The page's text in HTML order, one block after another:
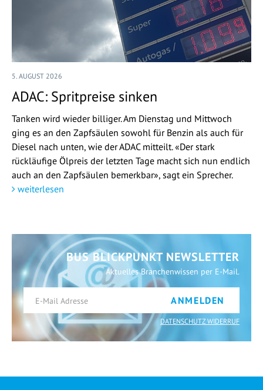
5. AUGUST 2026
ADAC: Spritpreise sinken
Tanken wird wieder billiger. Am Dienstag und Mittwoch
ging es an den Zapfsäulen sowohl für Benzin als auch für
Diesel nach unten, wie der ADAC mitteilt. «Der stark
rückläufige Ölpreis der letzten Tage macht sich nun endlich
auch an den Zapfsäulen bemerkbar», sagt ein Sprecher.
weiterlesen
BUS BLICKPUNKT NEWSLETTER
Aktuelles Branchenwissen per E-Mail.
ANMELDEN
DATENSCHUTZ WIDERRUF